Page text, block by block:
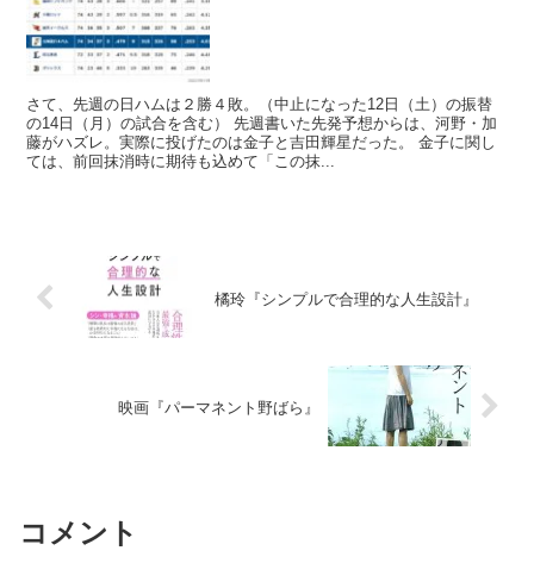
さて、先週の日ハムは２勝４敗。（中止になった12日（土）の振替
の14日（月）の試合を含む） 先週書いた先発予想からは、河野・加
藤がハズレ。実際に投げたのは金子と吉田輝星だった。 金子に関し
ては、前回抹消時に期待も込めて「この抹...
橘玲『シンプルで合理的な人生設計』
映画『パーマネント野ばら』
コメント